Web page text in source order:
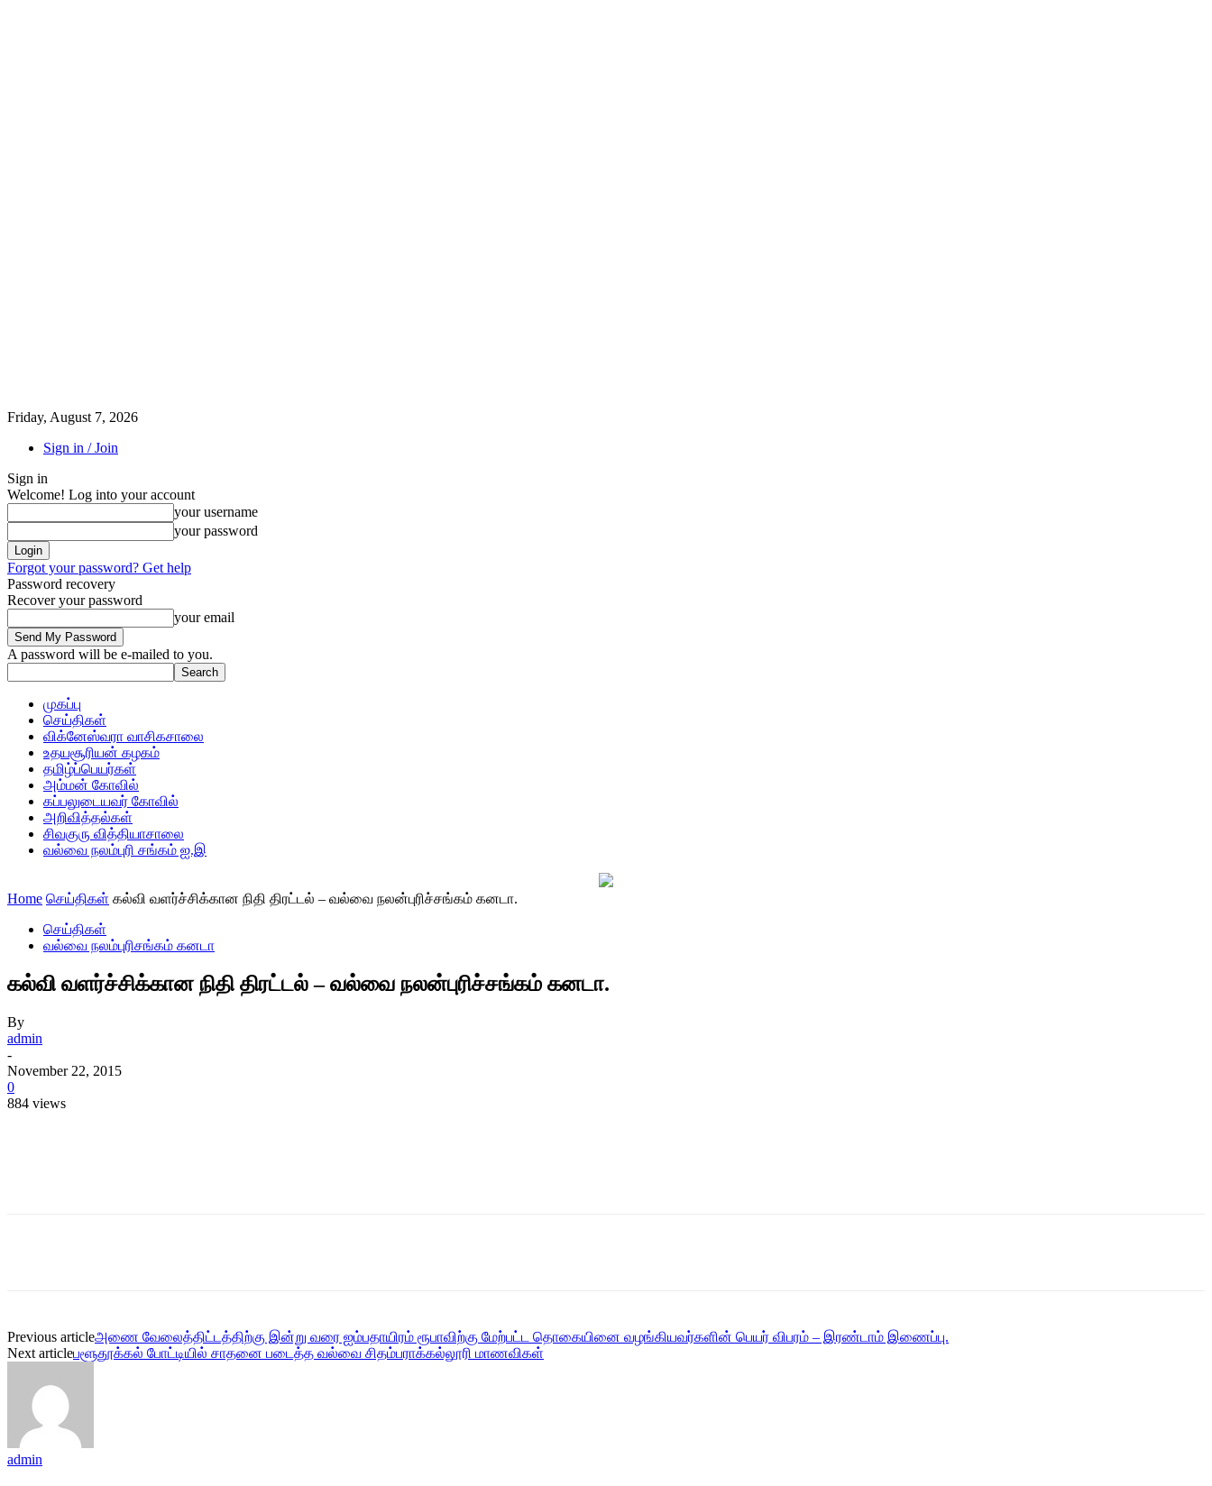
Friday, August 7, 2026
Sign in / Join
Sign in
Welcome! Log into your account
your username
your password
Forgot your password? Get help
Password recovery
Recover your password
your email
A password will be e-mailed to you.
முகப்பு
செய்திகள்
விக்னேஸ்வரா வாசிகசாலை
உதயசூரியன் கழகம்
தமிழ்ப்பெயர்கள்
அம்மன் கோவில்
கப்பலுடையவர் கோவில்
அறிவித்தல்கள்
சிவகுரு வித்தியாசாலை
வல்வை நலம்புரி சங்கம் ஐ.இ
Home செய்திகள் கல்வி வளர்ச்சிக்கான நிதி திரட்டல் – வல்வை நலன்புரிச்சங்கம் கனடா.
செய்திகள்
வல்வை நலம்புரிசங்கம் கனடா
கல்வி வளர்ச்சிக்கான நிதி திரட்டல் – வல்வை நலன்புரிச்சங்கம் கனடா.
By
admin
-
November 22, 2015
0
884 views
Previous articleஅணை வேலைத்திட்டத்திற்கு இன்று வரை ஐம்பதாயிரம் ரூபாவிற்கு மேற்பட்ட தொகையினை வழங்கியவர்களின் பெயர் விபரம் – இரண்டாம் இணைப்பு.
Next articleபளூதூக்கல் போட்டியில் சாதனை படைத்த வல்வை சிதம்பராக்கல்லூரி மாணவிகள்
admin